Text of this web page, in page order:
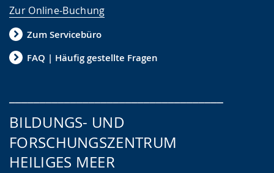
Zur Online-Buchung
Zum Servicebüro
FAQ | Häufig gestellte Fragen
BILDUNGS- UND
FORSCHUNGSZENTRUM
HEILIGES MEER